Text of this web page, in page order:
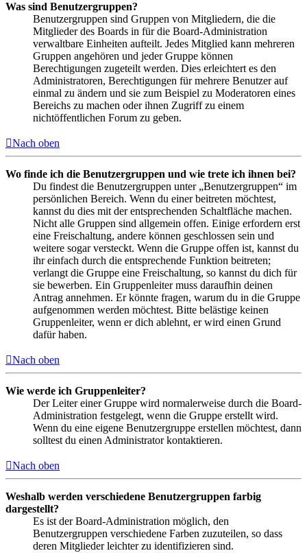
Was sind Benutzergruppen?
Benutzergruppen sind Gruppen von Mitgliedern, die die
Mitglieder des Boards in für die Board-Administration
verwaltbare Einheiten aufteilt. Jedes Mitglied kann mehreren
Gruppen angehören und jeder Gruppe können
Berechtigungen zugeteilt werden. Dies erleichtert es den
Administratoren, Berechtigungen für mehrere Benutzer auf
einmal zu ändern und sie zum Beispiel zu Moderatoren eines
Bereichs zu machen oder ihnen Zugriff zu einem
nichtöffentlichen Forum zu geben.
Nach oben
Wo finde ich die Benutzergruppen und wie trete ich ihnen bei?
Du findest die Benutzergruppen unter „Benutzergruppen“ im
persönlichen Bereich. Wenn du einer beitreten möchtest,
kannst du dies mit der entsprechenden Schaltfläche machen.
Nicht alle Gruppen sind allgemein offen. Einige erfordern erst
eine Freischaltung, andere können geschlossen sein und
weitere sogar versteckt. Wenn die Gruppe offen ist, kannst du
ihr einfach durch die entsprechende Funktion beitreten;
verlangt die Gruppe eine Freischaltung, so kannst du dich für
sie bewerben. Ein Gruppenleiter muss daraufhin deinen
Antrag annehmen. Er könnte fragen, warum du in die Gruppe
aufgenommen werden möchtest. Bitte belästige keinen
Gruppenleiter, wenn er dich ablehnt, er wird einen Grund
dafür haben.
Nach oben
Wie werde ich Gruppenleiter?
Der Leiter einer Gruppe wird normalerweise durch die Board-
Administration festgelegt, wenn die Gruppe erstellt wird.
Wenn du eine eigene Benutzergruppe erstellen möchtest, dann
solltest du einen Administrator kontaktieren.
Nach oben
Weshalb werden verschiedene Benutzergruppen farbig
dargestellt?
Es ist der Board-Administration möglich, den
Benutzergruppen verschiedene Farben zuzuteilen, so dass
deren Mitglieder leichter zu identifizieren sind.